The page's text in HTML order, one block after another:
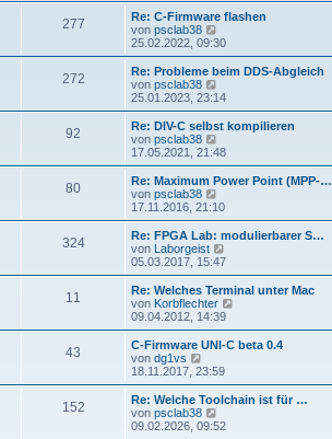
g
r
B
e
i
t
r
a
g
s
r
B
t
r
277
Re: C-Firmware flashen
von psclab38
e
u
e
t
r
B
e
i
r
g
25.02.2022, 09:30
272
Re: Probleme beim DDS-Abgleich
von psclab38
e
u
e
t
r
B
e
i
r
a
g
25.01.2023, 23:14
92
Re: DIV-C selbst kompilieren
von psclab38
e
u
e
t
B
e
i
r
a
g
17.05.2021, 21:48
80
Re: Maximum Power Point (MPP-…
von psclab38
e
u
e
s
t
B
e
i
r
g
17.11.2016, 21:10
324
Re: FPGA Lab: modulierbarer S…
von Laborgeist
e
u
e
s
t
r
B
r
g
05.03.2017, 15:47
11
Re: Welches Terminal unter Mac
von Korbflechter
u
e
B
09.04.2012, 14:39
43
C-Firmware UNI-C beta 0.4
von dg1vs
e
u
e
s
t
18.11.2017, 23:59
152
Re: Welche Toolchain ist für …
von psclab38
e
09.02.2026, 09:52